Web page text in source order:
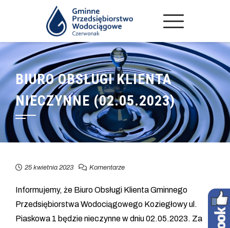
BIURO OBSŁUGI KLIENTA
NIECZYNNE (02.05.2023)
25 kwietnia 2023 Komentarze
Informujemy, że Biuro Obsługi Klienta Gminnego
Przedsiębiorstwa Wodociągowego Koziegłowy ul.
Piaskowa 1 będzie nieczynne w dniu 02.05.2023. Za